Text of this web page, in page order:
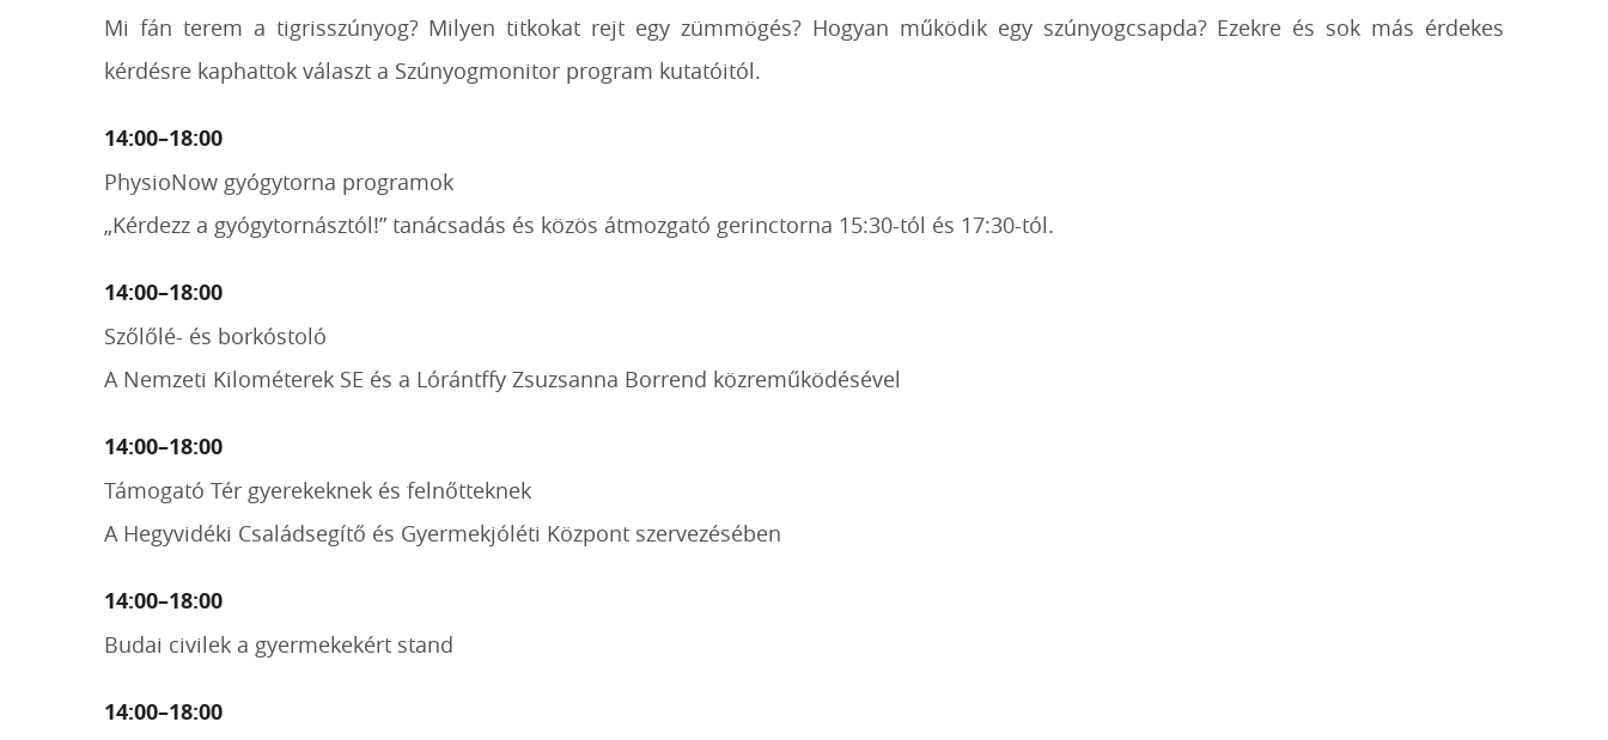
Mi fán terem a tigrisszúnyog? Milyen titkokat rejt egy zümmögés? Hogyan működik egy szúnyogcsapda? Ezekre és sok más érdekes
kérdésre kaphattok választ a Szúnyogmonitor program kutatóitól.
14:00–18:00
PhysioNow gyógytorna programok
„Kérdezz a gyógytornásztól!” tanácsadás és közös átmozgató gerinctorna 15:30-tól és 17:30-tól.
14:00–18:00
Szőlőlé- és borkóstoló
A Nemzeti Kilométerek SE és a Lórántffy Zsuzsanna Borrend közreműködésével
14:00–18:00
Támogató Tér gyerekeknek és felnőtteknek
A Hegyvidéki Családsegítő és Gyermekjóléti Központ szervezésében
14:00–18:00
Budai civilek a gyermekekért stand
14:00–18:00